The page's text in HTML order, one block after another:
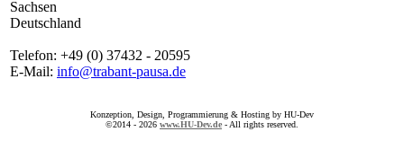
Sachsen
Deutschland
Telefon: +49 (0) 37432 - 20595
E-Mail: info@trabant-pausa.de
Konzeption, Design, Programmierung & Hosting by HU-Dev
©2014 - 2026 www.HU-Dev.de - All rights reserved.